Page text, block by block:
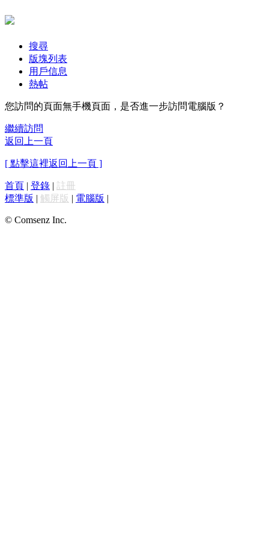
搜尋
版塊列表
用戶信息
熱帖
您訪問的頁面無手機頁面，是否進一步訪問電腦版？
繼續訪問
返回上一頁
[ 點擊這裡返回上一頁 ]
首頁 | 登錄 | 註冊
標準版 | 觸屏版 | 電腦版 |
© Comsenz Inc.